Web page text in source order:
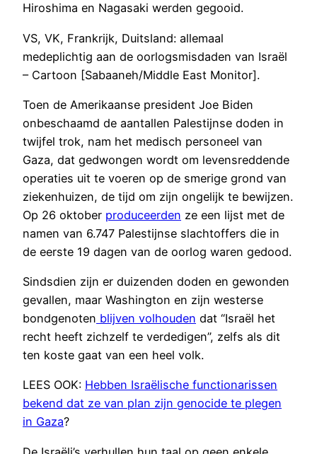
Hiroshima en Nagasaki werden gegooid.
VS, VK, Frankrijk, Duitsland: allemaal
medeplichtig aan de oorlogsmisdaden van Israël
– Cartoon [Sabaaneh/Middle East Monitor].
Toen de Amerikaanse president Joe Biden
onbeschaamd de aantallen Palestijnse doden in
twijfel trok, nam het medisch personeel van
Gaza, dat gedwongen wordt om levensreddende
operaties uit te voeren op de smerige grond van
ziekenhuizen, de tijd om zijn ongelijk te bewijzen.
Op 26 oktober produceerden ze een lijst met de
namen van 6.747 Palestijnse slachtoffers die in
de eerste 19 dagen van de oorlog waren gedood.
Sindsdien zijn er duizenden doden en gewonden
gevallen, maar Washington en zijn westerse
bondgenoten blijven volhouden dat “Israël het
recht heeft zichzelf te verdedigen”, zelfs als dit
ten koste gaat van een heel volk.
LEES OOK: Hebben Israëlische functionarissen
bekend dat ze van plan zijn genocide te plegen
in Gaza?